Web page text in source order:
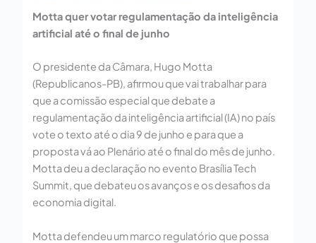
Motta quer votar regulamentação da inteligência
artificial até o final de junho
O presidente da Câmara, Hugo Motta
(Republicanos-PB), afirmou que vai trabalhar para
que a comissão especial que debate a
regulamentação da inteligência artificial (IA) no país
vote o texto até o dia 9 de junho e para que a
proposta vá ao Plenário até o final do mês de junho.
Motta deu a declaração no evento Brasília Tech
Summit, que debateu os avanços e os desafios da
economia digital.
Motta defendeu um marco regulatório que possa